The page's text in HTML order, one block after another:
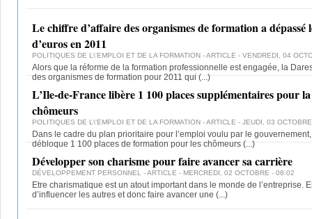
Le chiffre d’affaire des organismes de formation a dépassé
d’euros en 2011
POLITIQUES DE L\'EMPLOI ET DE LA FORMATION - ARTICLE - VENDREDI, 04
Alors que la réforme de la formation professionnelle est engagée, la
des organismes de formation pour 2011 qui (...)
L’Ile-de-France libère 1 100 places supplémentaires pour
chômeurs
POLITIQUES DE L\'EMPLOI ET DE LA FORMATION - ARTICLE - JEUDI, 03
Dans le cadre du plan prioritaire pour l’emploi voulu par le
débloque 1 100 places de formation pour les chômeurs (...)
Développer son charisme pour faire avancer sa carrière
DÉVELOPPEMENT PERSONNEL - ARTICLE - MERCREDI, 02 OCTOBRE - 08:02
Etre charismatique est un atout important dans le monde de l’entreprise.
d’influencer les autres et donc faire avancer une (...)